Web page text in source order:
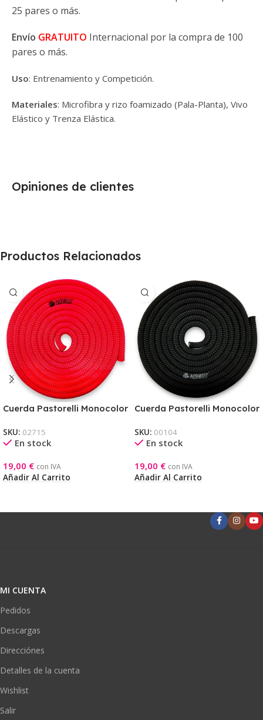
25 pares o más.
Envío GRATUITO Internacional por la compra de 100
pares o más.
Uso: Entrenamiento y Competición.
Materiales: Microfibra y rizo foamizado (Pala-Planta), Vivo
Elástico y Trenza Elástica.
Opiniones de clientes
Productos Relacionados
Cuerda Pastorelli Monocolor
SKU: 02715
En stock
19,00 € con IVA
Añadir Al Carrito
Cuerda Pastorelli Monocolor
SKU: 00104
En stock
19,00 € con IVA
Añadir Al Carrito
MI CUENTA
Pedidos
Descargas
Direcciónes
Detalles de la cuenta
Wishlist
Salir